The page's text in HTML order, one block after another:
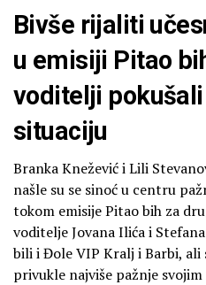
Bivše rijaliti
u emisiji Pitao
voditelji
situaciju
Branka Knežević i Lili
našle su se sinoć u centru
tokom emisije Pitao bih za
voditelje Jovana Ilića i
bili i Đole VIP Kralj i Barbi, ali
privukle najviše pažnje svojim